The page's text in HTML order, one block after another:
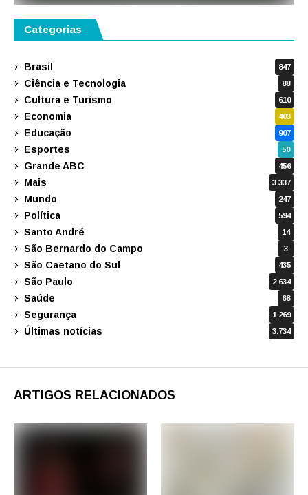
Categorias
Brasil 847
Ciência e Tecnologia 88
Cultura e Turismo 610
Economia 403
Educação 907
Esportes 50
Grande ABC 456
Mais 3.337
Mundo 247
Política 594
Santo André 14
São Bernardo do Campo 3
São Caetano do Sul 435
São Paulo 2.634
Saúde 68
Segurança 1.269
Últimas notícias 3.734
ARTIGOS RELACIONADOS